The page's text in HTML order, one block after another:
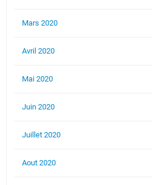
Mars 2020
Avril 2020
Mai 2020
Juin 2020
Juillet 2020
Aout 2020